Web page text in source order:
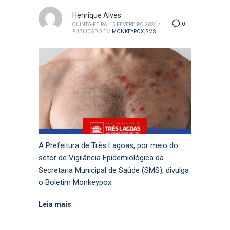
0
Henrique Alves
QUINTA-FEIRA, 15 FEVEREIRO 2024 /
PUBLICADO EM MONKEYPOX SMS
A Prefeitura de Três Lagoas, por meio do
setor de Vigilância Epidemiológica da
Secretaria Municipal de Saúde (SMS), divulga
o Boletim Monkeypox.
Leia mais